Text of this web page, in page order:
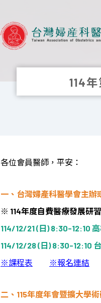
114
各位會員醫師，平安：
一、台灣婦產科醫學會主辦
※ 114年度自費醫療發展研
114/12/21 ( 日 ) 8:30-12:10
114/12/28 ( 日 ) 8:30-12:10
※課程表 ※報名連結
二、 115年度年會暨擴大學